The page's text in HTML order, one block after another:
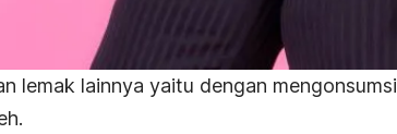
lemak lainnya yaitu dengan mengonsumsi